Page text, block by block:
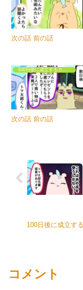
次の話 前の話
次の話 前の話
100日後に成立す
コメント